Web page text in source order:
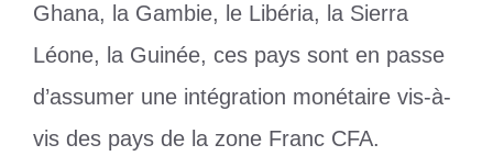
Ghana, la Gambie, le Libéria, la Sierra
Léone, la Guinée, ces pays sont en passe
d’assumer une intégration monétaire vis-à-
vis des pays de la zone Franc CFA.